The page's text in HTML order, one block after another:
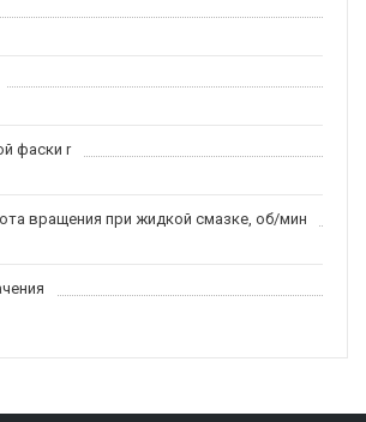
фаски r
вращения при жидкой смазке, об/мин